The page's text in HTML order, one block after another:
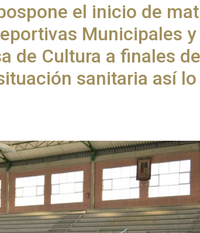
el inicio de
Municipales
de Cultura a finales de
sanitaria así lo